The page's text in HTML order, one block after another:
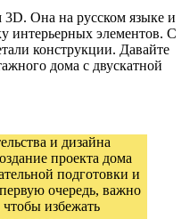
Она на русском языке и
интерьерных элементов. С
конструкции. Давайте
дома с двускатной
и дизайна
проекта дома
подготовки и
очередь, важно
избежать